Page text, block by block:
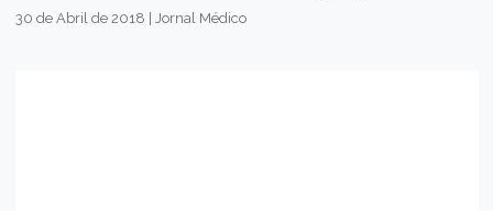
30 de Abril de 2018 | Jornal Médico